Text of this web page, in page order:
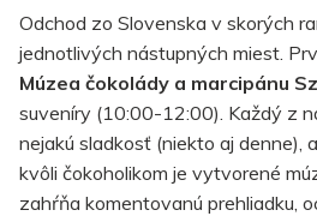
Odchod zo Slovenska v skorých
jednotlivých nástupných miest.
Múzea čokolády a marcipánu
suveníry (10:00-12:00). Každý z
nejakú sladkosť (niekto aj denne),
kvôli čokoholikom je vytvorené
zahŕňa komentovanú prehliadku,